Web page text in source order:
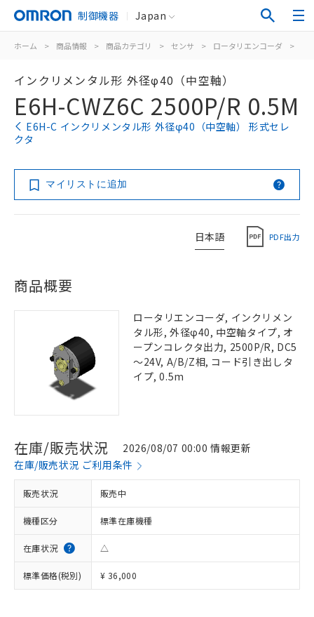
制御機器 Japan
ホーム > 商品情報 > 商品カテゴリ > センサ > ロータリエンコーダ >
インクリメンタル形 外径φ40（中空軸）
E6H-CWZ6C 2500P/R 0.5M
E6H-C インクリメンタル形 外径φ40（中空軸） 形式セレ
クタ
マイリストに追加
日本語 PDF出力
商品概要
ロータリエンコーダ, インクリメン
タル形, 外径φ40, 中空軸タイプ, オ
ープンコレクタ出力, 2500P/R, DC5
～24V, A/B/Z相, コード引き出しタ
イプ, 0.5m
在庫/販売状況
2026/08/07 00:00 情報更新
在庫/販売状況 ご利用条件
販売状況 販売中
機種区分 標準在庫機種
在庫状況 △
標準価格(税別) ¥ 36,000